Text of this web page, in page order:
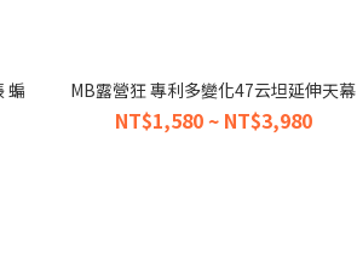
蝙
MB露營狂 專利多變化47云坦延伸天幕
NT$1,580 ~ NT$3,980